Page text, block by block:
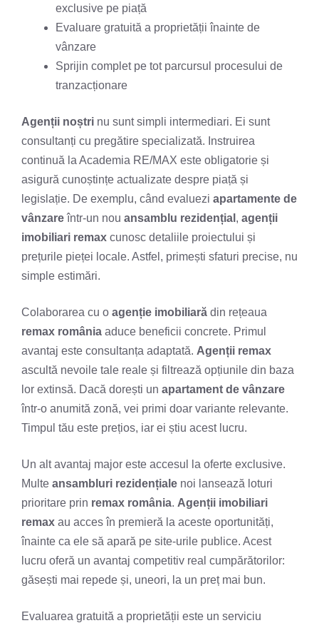
exclusive pe piață
Evaluare gratuită a proprietății înainte de
vânzare
Sprijin complet pe tot parcursul procesului de
tranzacționare
Agenții noștri nu sunt simpli intermediari. Ei sunt
consultanți cu pregătire specializată. Instruirea
continuă la Academia RE/MAX este obligatorie și
asigură cunoștințe actualizate despre piață și
legislație. De exemplu, când evaluezi apartamente de
vânzareîntr-un nou ansamblu rezidențial , agenții
imobiliari remax cunosc detaliile proiectului și
prețurile pieței locale. Astfel, primești sfaturi precise, nu
simple estimări.
Colaborarea cu o agenție imobiliară din rețeaua
remax românia aduce beneficii concrete. Primul
avantaj este consultanța adaptată. Agenții remax
ascultă nevoile tale reale și filtrează opțiunile din baza
lor extinsă. Dacă dorești un apartament de vânzare
într-o anumită zonă, vei primi doar variante relevante.
Timpul tău este prețios, iar ei știu acest lucru.
Un alt avantaj major este accesul la oferte exclusive.
Multe ansambluri rezidențiale noi lansează loturi
prioritare prin remax românia. Agenții imobiliari
remax au acces în premieră la aceste oportunități,
înainte ca ele să apară pe site-urile publice. Acest
lucru oferă un avantaj competitiv real cumpărătorilor:
găsești mai repede și, uneori, la un preț mai bun.
Evaluarea gratuită a proprietății este un serviciu